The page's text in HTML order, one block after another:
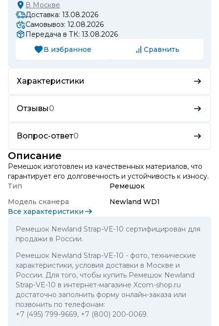
В Москве
Доставка: 13.08.2026
Самовывоз: 12.08.2026
Передача в ТК: 13.08.2026
В избранное
Сравнить
Характеристики
Отзывы0
Вопрос-ответ0
Описание
Ремешок изготовлен из качественных материалов, что
гарантирует его долговечность и устойчивость к износу.
Тип
Ремешок
Модель сканера
Newland WD1
Все характеристики
Ремешок Newland Strap-VE-10 сертифицирован для
продажи в России.
Ремешок Newland Strap-VE-10 - фото, технические
характеристики, условия доставки в Москве и
России. Для того, чтобы купить Ремешок Newland
Strap-VE-10 в интернет-магазине Xcom-shop.ru
достаточно заполнить форму онлайн-заказа или
позвонить по телефонам:
+7 (495) 799-9669, +7 (800) 200-0069.